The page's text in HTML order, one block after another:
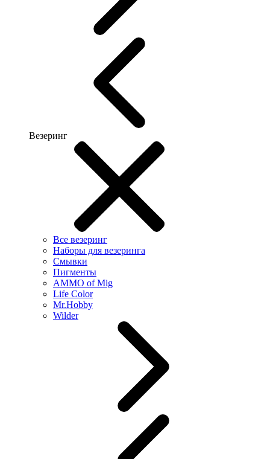
Везеринг
Все везеринг
Наборы для везеринга
Смывки
Пигменты
AMMO of Mig
Life Color
Mr.Hobby
Wilder